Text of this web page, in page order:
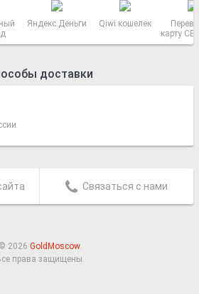
Яндекс.Деньги Qiwi кошелек
карту
доставки
Связаться с нами
© 2026 GoldMoscow.
права защищены.